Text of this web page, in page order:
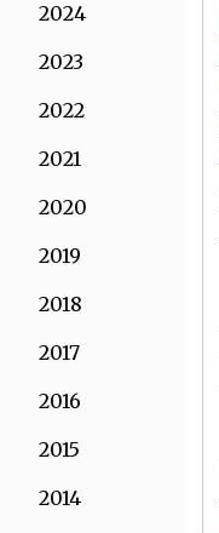
2024
2023
2022
2021
2020
2019
2018
2017
2016
2015
2014